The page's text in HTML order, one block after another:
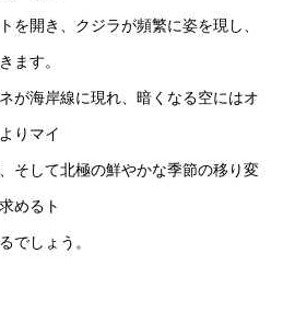
を開き、クジラが頻繁に姿を現し、
ます。
が海岸線に現れ、暗くなる空にはオ
りマイ
そして北極の鮮やかな季節の移り変
めるト
でしょう。